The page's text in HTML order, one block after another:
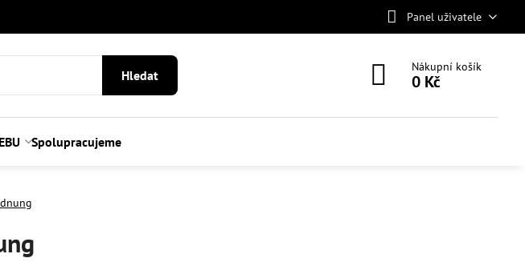
Panel uživatele
Hledat
Nákupní košík
0 Kč
Spolupracujeme